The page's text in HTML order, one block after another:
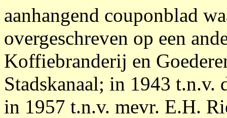
aanhangend couponblad
overgeschreven op een
Koffiebranderij en
Stadskanaal; in 1943 t.n.v.
in 1957 t.n.v. mevr. E.H.